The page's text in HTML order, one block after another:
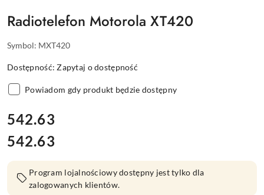
Radiotelefon Motorola XT420
Symbol: MXT420
Dostępność:Zapytaj o dostępność
Powiadom gdy produkt będzie dostępny
cena:
542.63
Cena:
542.63
Program lojalnościowy dostępny jest tylko dla
zalogowanych klientów.